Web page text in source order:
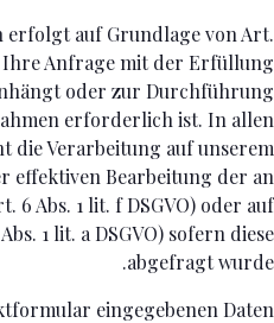
erfolgt auf Grundlage von Art.
Ihre Anfrage mit der Erfüllung
oder zur Durchführung
erforderlich ist. In allen
die Verarbeitung auf unserem
effektiven Bearbeitung der an
6 Abs. 1 lit. f DSGVO) oder auf
1 lit. a DSGVO) sofern diese
abgefragt wurde.
eingegebenen Daten